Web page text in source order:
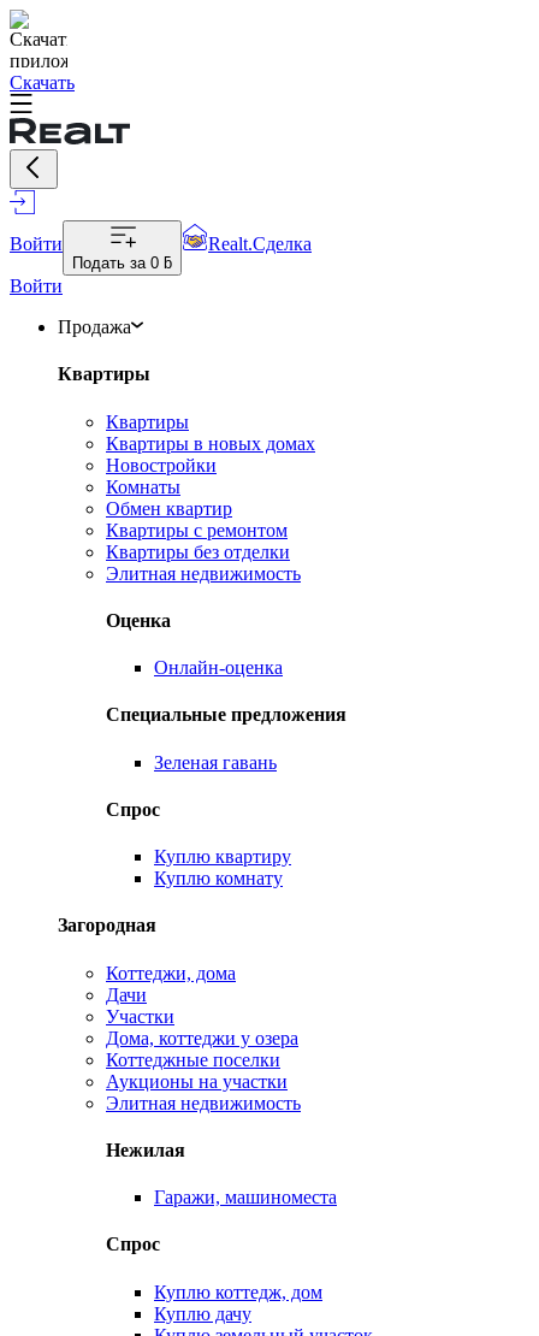
Скачать
Войти
Подать за 0 ƃ
Realt.Сделка
Войти
Продажа
Квартиры
Квартиры
Квартиры в новых домах
Новостройки
Комнаты
Обмен квартир
Квартиры с ремонтом
Квартиры без отделки
Элитная недвижимость
Оценка
Онлайн-оценка
Специальные предложения
Зеленая гавань
Спрос
Куплю квартиру
Куплю комнату
Загородная
Коттеджи, дома
Дачи
Участки
Дома, коттеджи у озера
Коттеджные поселки
Аукционы на участки
Элитная недвижимость
Нежилая
Гаражи, машиноместа
Спрос
Куплю коттедж, дом
Куплю дачу